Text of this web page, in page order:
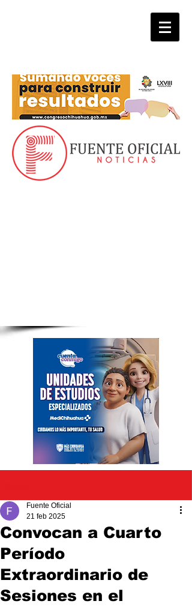
Convocan a Cuarto
Período
Extraordinario de
Sesiones en el
Fuente Oficial
21 feb 2025